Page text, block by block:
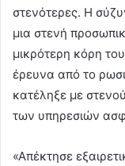
στενότερες. Η
μια στενή
μικρότερη κόρη
έρευνα από το
κατέληξε με
των υπηρεσιών
«Απέκτησε